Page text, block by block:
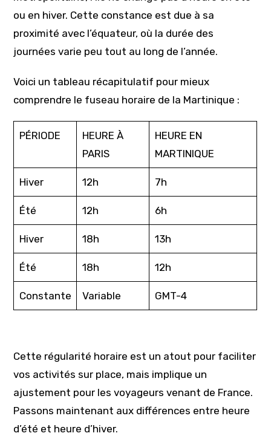
ou en hiver. Cette constance est due à sa
proximité avec l’équateur, où la durée des
journées varie peu tout au long de l’année.
Voici un tableau récapitulatif pour mieux
comprendre le fuseau horaire de la Martinique :
PÉRIODE
HEURE À
PARIS
HEURE EN
MARTINIQUE
Hiver 12h 7h
Été 12h 6h
Hiver 18h 13h
Été 18h 12h
Constante Variable GMT-4
Cette régularité horaire est un atout pour faciliter
vos activités sur place, mais implique un
ajustement pour les voyageurs venant de France.
Passons maintenant aux différences entre heure
d’été et heure d’hiver.